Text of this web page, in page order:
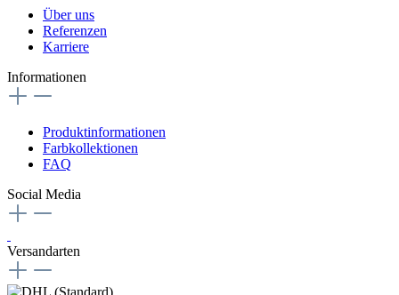
Über uns
Referenzen
Karriere
Informationen
Produktinformationen
Farbkollektionen
FAQ
Social Media
Versandarten